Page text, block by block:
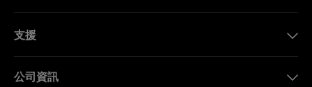
支援
公司資訊